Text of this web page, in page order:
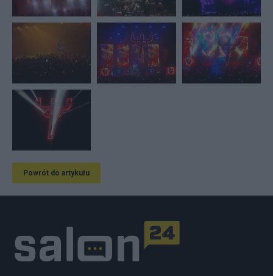
Powrót do artykułu